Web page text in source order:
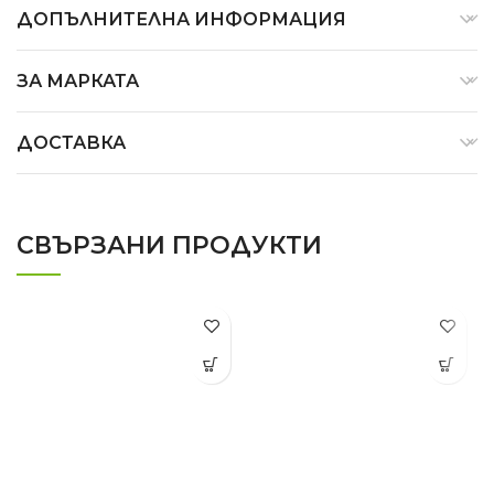
ДОПЪЛНИТЕЛНА ИНФОРМАЦИЯ
ЗА МАРКАТА
ДОСТАВКА
СВЪРЗАНИ ПРОДУКТИ